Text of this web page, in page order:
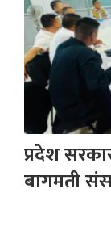
प्रदेश
बागमती